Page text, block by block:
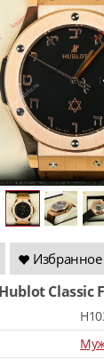
Избранное
Classic